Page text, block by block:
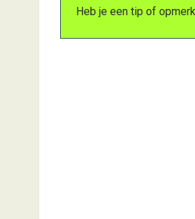
Heb je een tip of